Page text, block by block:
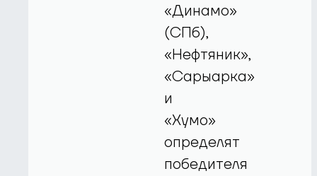
«Динамо»
(СПб),
«Нефтяник»,
«Сарыарка»
и
«Хумо»
определят
победителя